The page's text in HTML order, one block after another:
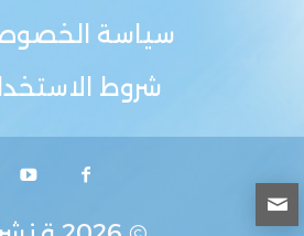
سياسة
شروط